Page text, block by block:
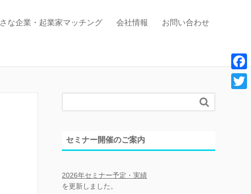
な企業・起業家マッチング 会社情報 お問い合わせ

セミナー開催のご案内
2026年セミナー予定・実績
を更新しました。
F